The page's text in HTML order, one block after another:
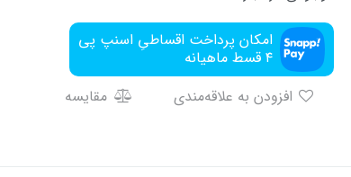
امکان پرداخت اقساطیِ اسنپ پی
۴ قسط ماهیانه
مقایسه